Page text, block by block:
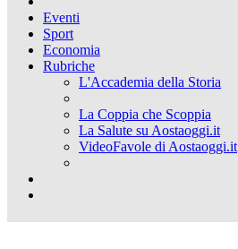
Eventi
Sport
Economia
Rubriche
L'Accademia della Storia
La Coppia che Scoppia
La Salute su Aostaoggi.it
VideoFavole di Aostaoggi.it